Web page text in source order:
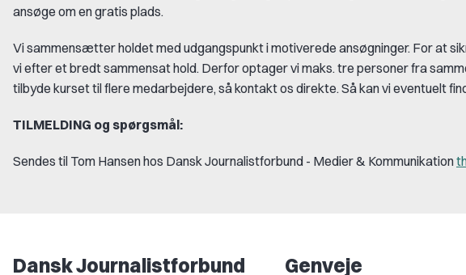
ansøge om en gratis plads.
Vi sammensætter holdet med udgangspunkt i motiverede ansøgninger. For at
vi efter et bredt sammensat hold. Derfor optager vi maks. tre personer fra
tilbyde kurset til flere medarbejdere, så kontakt os direkte. Så kan vi eventuelt
TILMELDING og spørgsmål:
Sendes til Tom Hansen hos Dansk Journalistforbund - Medier & Kommunikation
Dansk Journalistforbund Genveje